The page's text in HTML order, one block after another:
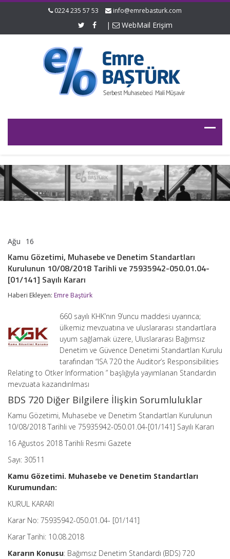
0224 235 57 53 info@emrebasturk.com
| WebMail Erişim
Ağu 16
Muhasebe
ve
Denetim
Standartları
Kurulunun
75935942-
050.01.04-
[01/141]
Kararı
için
Kamu Gözetimi, Muhasebe ve Denetim Standartları
Kurulunun 10/08/2018 Tarihli ve 75935942-050.01.04-
[01/141] Sayılı Kararı
Haberi Ekleyen: Emre Baştürk
660 sayılı KHK’nın 9’uncu maddesi uyarınca;
ülkemiz mevzuatına ve uluslararası standartlara
uyum sağlamak üzere, Uluslararası Bağımsız
Denetim ve Güvence Denetimi Standartları Kurulu
tarafından “ISA 720 the Auditor’s Responsibilities
Relating to Otker Information ” başlığıyla yayımlanan Standardın
mevzuata kazandırılması
BDS 720 Diğer Bilgilere İlişkin Sorumluluklar
Kamu Gözetimi, Muhasebe ve Denetim Standartları Kurulunun
10/08/2018 Tarihli ve 75935942-050.01.04-[01/141] Sayılı Kararı
16 Ağustos 2018 Tarihli Resmi Gazete
Sayı: 30511
Kamu Gözetimi. Muhasebe ve Denetim Standartları
Kurumundan:
KURUL KARARI
Karar No: 75935942-050.01.04- [01/141]
Karar Tarihi: 10.08.2018
Kararın Konusu: Bağımsız Denetim Standardı (BDS) 720